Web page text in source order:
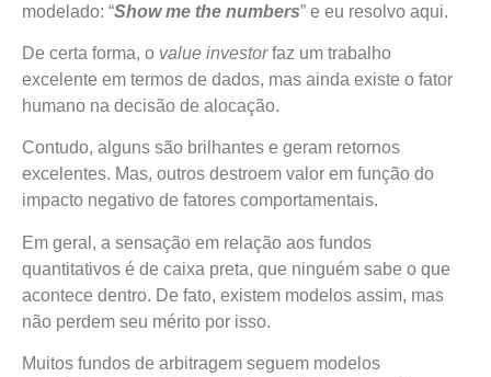
modelado: “Show me the numbers” e eu resolvo aqui.
De certa forma, o value investorfaz um trabalho
excelente em termos de dados, mas ainda existe o fator
humano na decisão de alocação.
Contudo, alguns são brilhantes e geram retornos
excelentes. Mas, outros destroem valor em função do
impacto negativo de fatores comportamentais.
Em geral, a sensação em relação aos fundos
quantitativos é de caixa preta, que ninguém sabe o que
acontece dentro. De fato, existem modelos assim, mas
não perdem seu mérito por isso.
Muitos fundos de arbitragem seguem modelos